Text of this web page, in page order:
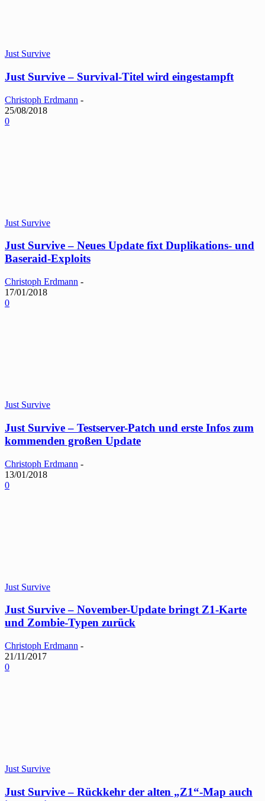
Just Survive
Just Survive – Survival-Titel wird eingestampft
Christoph Erdmann -
25/08/2018
0
Just Survive
Just Survive – Neues Update fixt Duplikations- und
Baseraid-Exploits
Christoph Erdmann -
17/01/2018
0
Just Survive
Just Survive – Testserver-Patch und erste Infos zum
kommenden großen Update
Christoph Erdmann -
13/01/2018
0
Just Survive
Just Survive – November-Update bringt Z1-Karte
und Zombie-Typen zurück
Christoph Erdmann -
21/11/2017
0
Just Survive
Just Survive – Rückkehr der alten „Z1“-Map auch